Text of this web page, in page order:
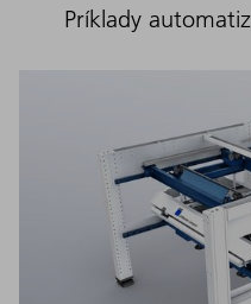
Príklady